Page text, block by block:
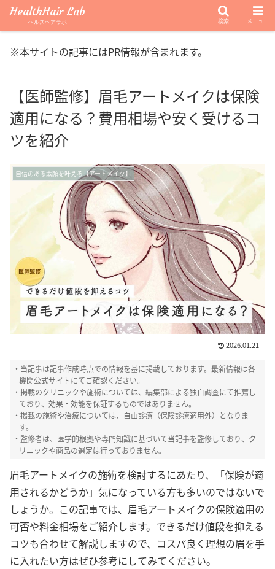
※本サイトの記事にはPR情報が含まれます。
【医師監修】眉毛アートメイクは保険
適用になる？費用相場や安く受けるコ
ツを紹介
自信のある素顔を叶える【アートメイク】
2026.01.21
・当記事は記事作成時点での情報を基に掲載しております。最新情報は各
機関公式サイトにてご確認ください。
・掲載のクリニックや施術については、編集部による独自調査にて推薦し
ており、効果・効能を保証するものではありません。
・掲載の施術や治療については、自由診療（保険診療適用外）となりま
す。
・監修者は、医学的根拠や専門知識に基づいて当記事を監修しており、ク
リニックや商品の選定は行っておりません。
眉毛アートメイクの施術を検討するにあたり、「保険が適
用されるかどうか」気になっている方も多いのではないで
しょうか。この記事では、眉毛アートメイクの保険適用の
可否や料金相場をご紹介します。できるだけ値段を抑える
コツも合わせて解説しますので、コスパ良く理想の眉を手
に入れたい方はぜひ参考にしてみてください。
HealthHair Lab
ヘルスヘアラボ 検索 メニュー